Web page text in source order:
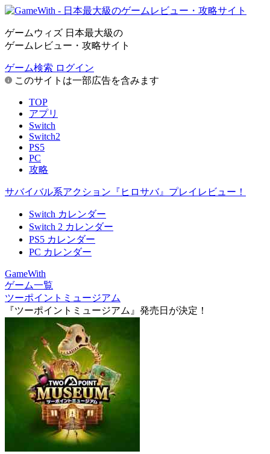
ゲームウィズ 日本最大級の
ゲームレビュー・攻略サイト
ゲーム検索 ログイン
このサイトは一部広告を含みます
TOP
アプリ
Switch
Switch2
PS5
PC
攻略
サバイバル系アクション『ヒロサバ』プレイレビュー！
Switch カレンダー
Switch 2 カレンダー
PS5 カレンダー
PC カレンダー
GameWith
ゲーム一覧
ツーポイントミュージアム
『ツーポイントミュージアム』発売日が決定！